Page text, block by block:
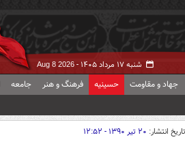
شنبه ۱۷ مرداد ۱۴۰۵ - Aug 8 2026
جهاد و مقاومت حسینیه فرهنگ و هنر جامعه
تاریخ انتشار: ۲۰ تیر ۱۳۹۰ - ۱۲:۵۲